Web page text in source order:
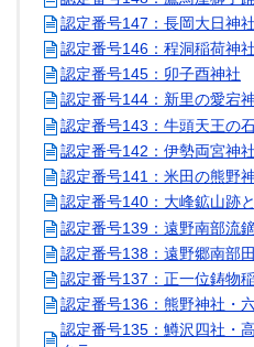
認定番号147：長岡大日神社
認定番号146：程洞稲荷神
認定番号145：卯子酉神社
認定番号144：新里の愛宕
認定番号143：牛頭天王の
認定番号142：伊勢両宮神
認定番号141：米田の熊野
認定番号140：大峰鉱山跡
認定番号139：遠野南部流
認定番号138：遠野郷南部
認定番号137：正一位鋳物
認定番号136：熊野神社・
認定番号135：鱒沢四社・